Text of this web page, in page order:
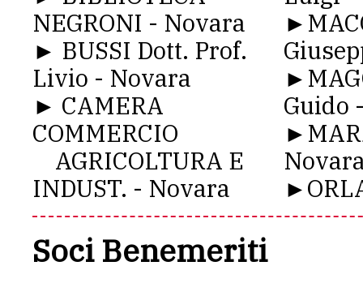
NEGRONI - Novara
► BUSSI Dott. Prof.
Livio - Novara
► CAMERA
COMMERCIO
AGRICOLTURA E
INDUST. - Novara
Guido
Soci Benemeriti